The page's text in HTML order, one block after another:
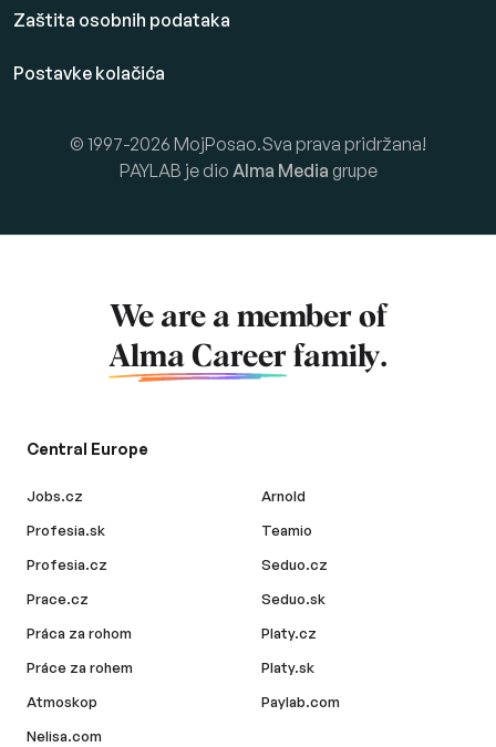
Zaštita osobnih podataka
Postavke kolačića
© 1997-2026 MojPosao.Sva prava pridržana!
PAYLAB je dio Alma Media grupe
We are a member of
Alma Career family.
Central Europe
Jobs.cz
Profesia.sk
Profesia.cz
Prace.cz
Práca za rohom
Práce za rohem
Atmoskop
Nelisa.com
Arnold
Teamio
Seduo.cz
Seduo.sk
Platy.cz
Platy.sk
Paylab.com